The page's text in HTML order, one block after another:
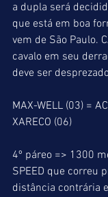
a dupla será
que está em boa
vem de São Paulo.
cavalo em seu
deve ser
MAX-WELL (03) =
XARECO (06)
4º páreo => 1300
SPEED que correu
distância contrária